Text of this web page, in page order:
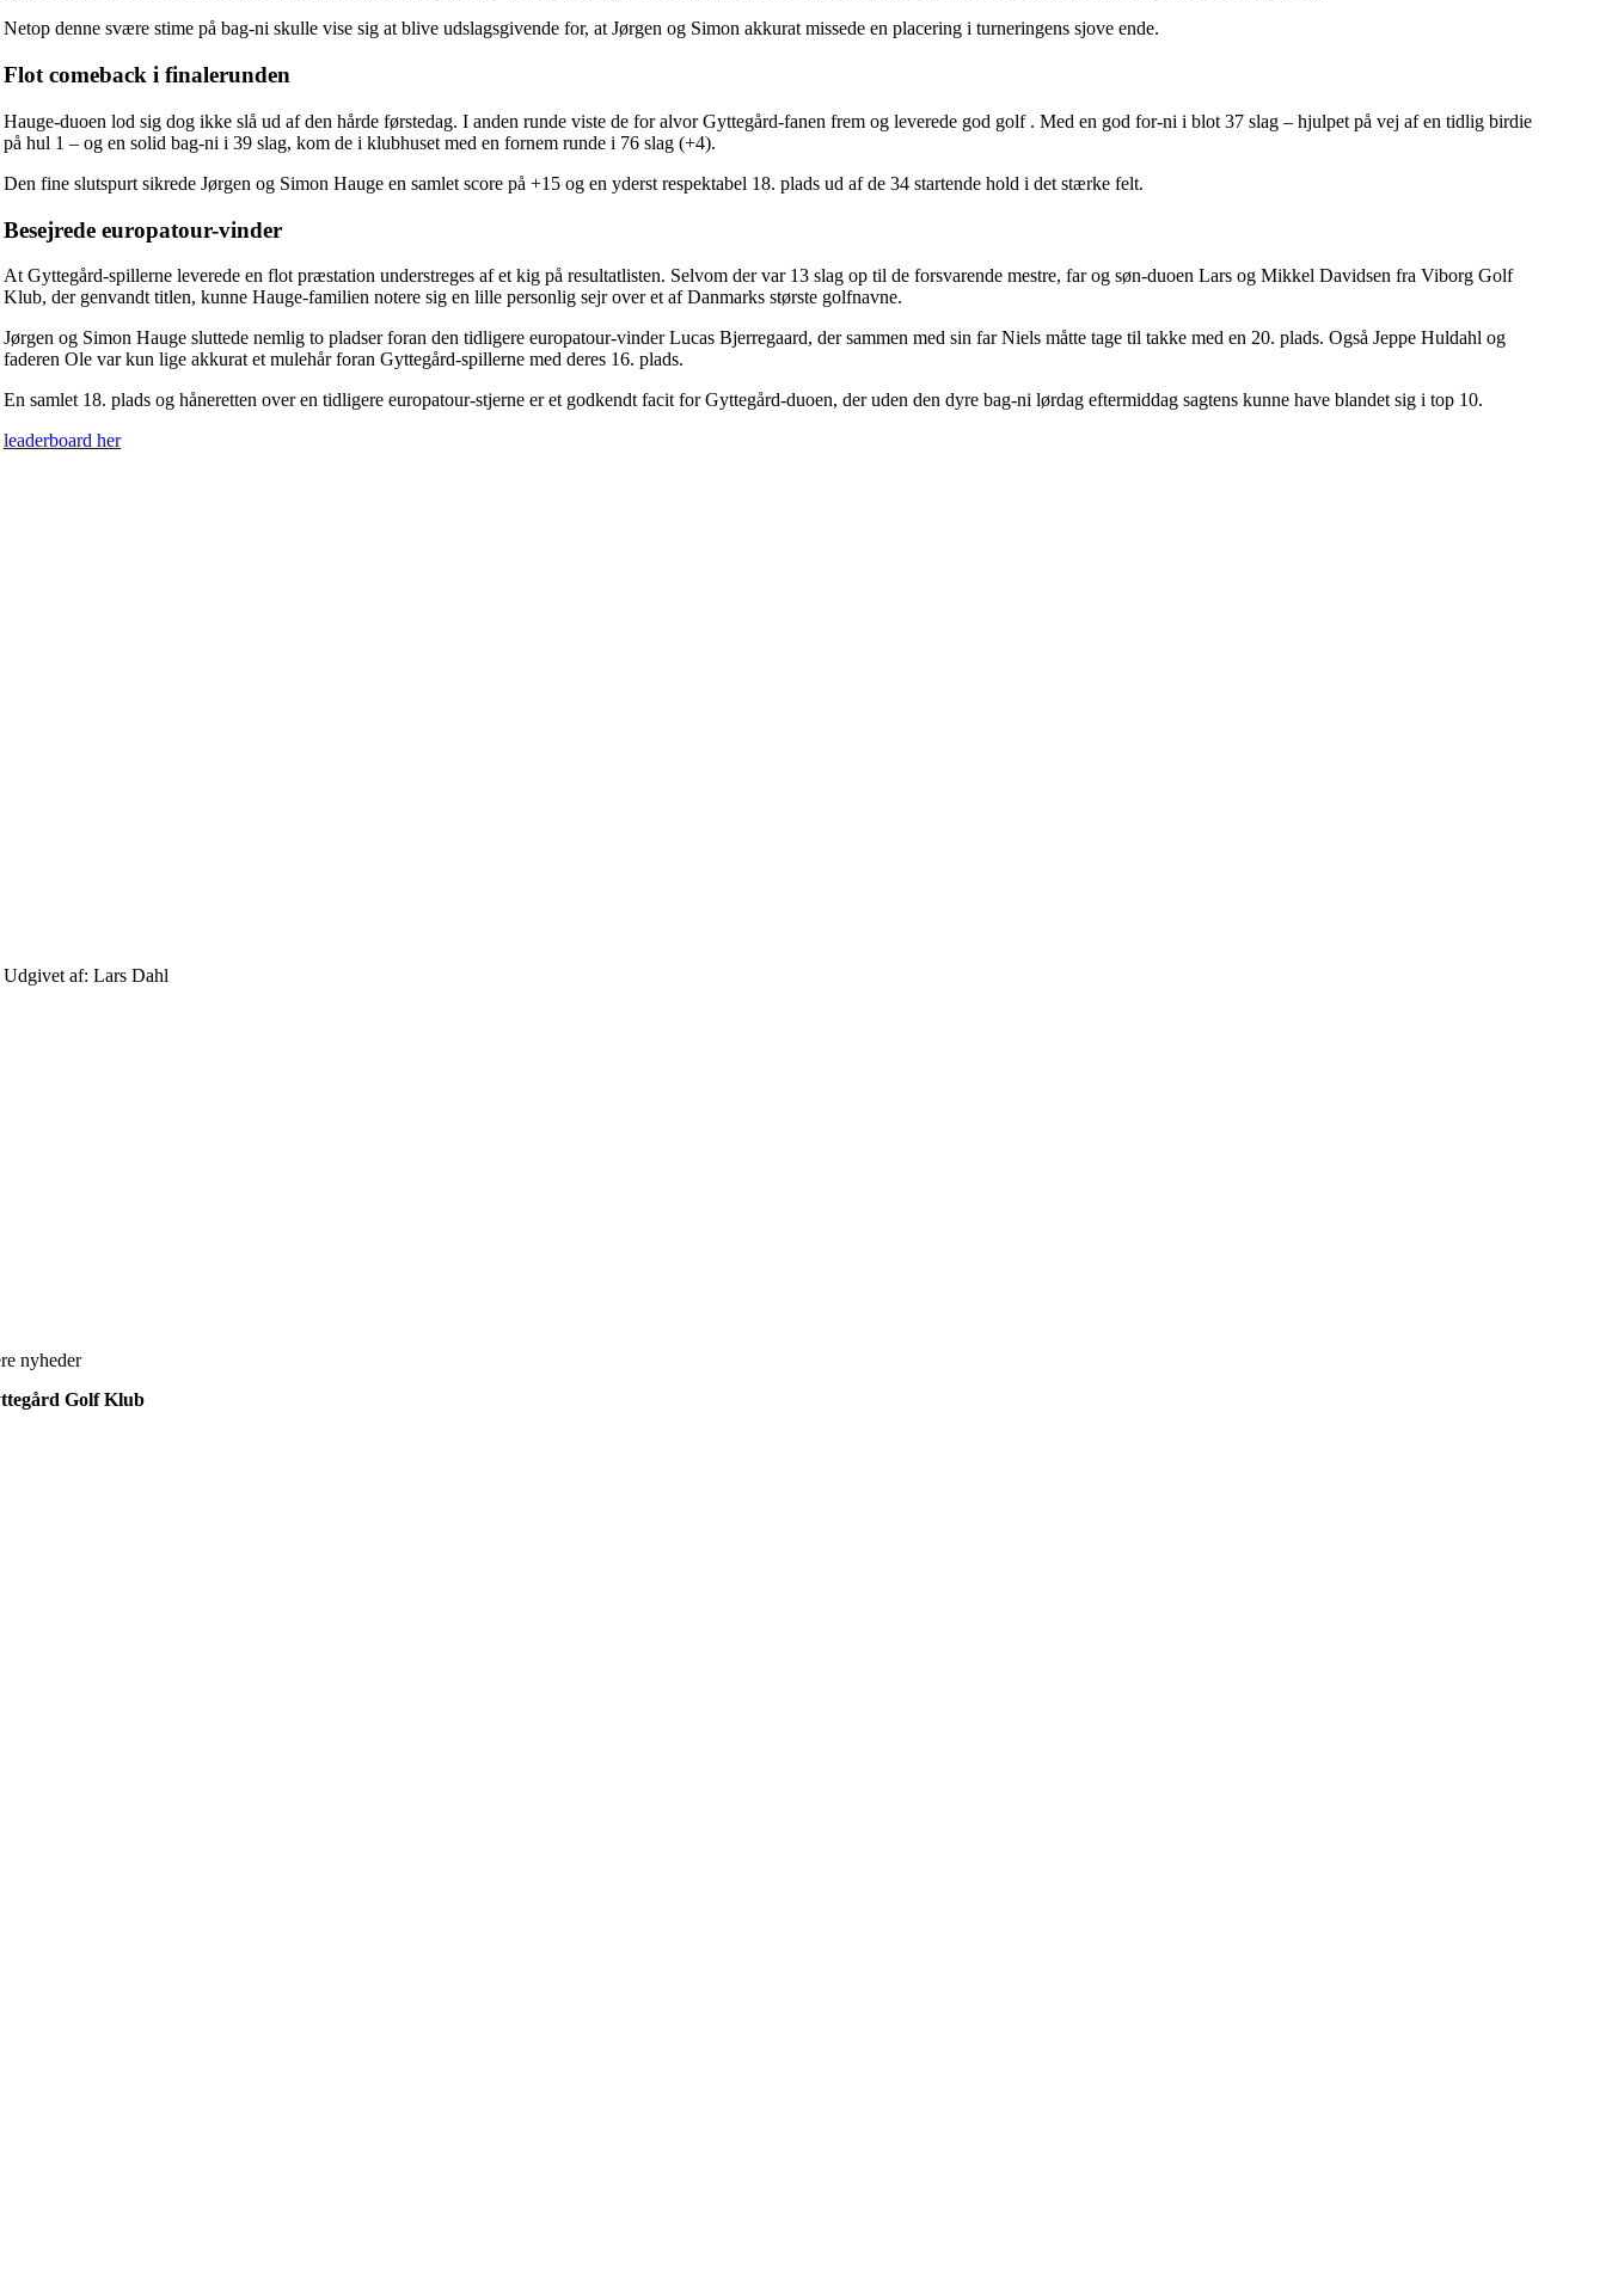
Netop denne svære stime på bag-ni skulle vise sig at blive udslagsgivende for, at Jørgen og Simon akkurat missede en placering i turneringens sjove ende.
Flot comeback i finalerunden
Hauge-duoen lod sig dog ikke slå ud af den hårde førstedag. I anden runde viste de for alvor Gyttegård-fanen frem og leverede god golf . Med en god for-ni i blot 37 slag – hjulpet på vej af en tidlig birdie
på hul 1 – og en solid bag-ni i 39 slag, kom de i klubhuset med en fornem runde i 76 slag (+4).
Den fine slutspurt sikrede Jørgen og Simon Hauge en samlet score på +15 og en yderst respektabel 18. plads ud af de 34 startende hold i det stærke felt.
Besejrede europatour-vinder
At Gyttegård-spillerne leverede en flot præstation understreges af et kig på resultatlisten. Selvom der var 13 slag op til de forsvarende mestre, far og søn-duoen Lars og Mikkel Davidsen fra Viborg Golf
Klub, der genvandt titlen, kunne Hauge-familien notere sig en lille personlig sejr over et af Danmarks største golfnavne.
Jørgen og Simon Hauge sluttede nemlig to pladser foran den tidligere europatour-vinder Lucas Bjerregaard, der sammen med sin far Niels måtte tage til takke med en 20. plads. Også Jeppe Huldahl og
faderen Ole var kun lige akkurat et mulehår foran Gyttegård-spillerne med deres 16. plads.
En samlet 18. plads og håneretten over en tidligere europatour-stjerne er et godkendt facit for Gyttegård-duoen, der uden den dyre bag-ni lørdag eftermiddag sagtens kunne have blandet sig i top 10.
leaderboard her
Udgivet af: Lars Dahl
nyheder
Golf Klub